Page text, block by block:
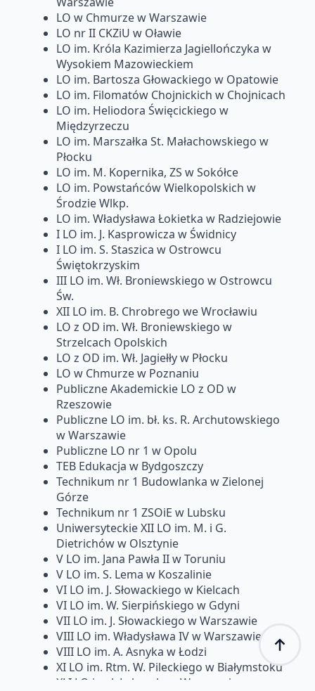
LO w Chmurze w Warszawie
LO nr II CKZiU w Oławie
LO im. Króla Kazimierza Jagiellończyka w
Wysokiem Mazowieckiem
LO im. Bartosza Głowackiego w Opatowie
LO im. Filomatów Chojnickich w Chojnicach
LO im. Heliodora Święcickiego w
Międzyrzeczu
LO im. Marszałka St. Małachowskiego w
Płocku
LO im. M. Kopernika, ZS w Sokółce
LO im. Powstańców Wielkopolskich w
Środzie Wlkp.
LO im. Władysława Łokietka w Radziejowie
I LO im. J. Kasprowicza w Świdnicy
I LO im. S. Staszica w Ostrowcu
Świętokrzyskim
III LO im. Wł. Broniewskiego w Ostrowcu
Św.
XII LO im. B. Chrobrego we Wrocławiu
LO z OD im. Wł. Broniewskiego w
Strzelcach Opolskich
LO z OD im. Wł. Jagiełły w Płocku
LO w Chmurze w Poznaniu
Publiczne Akademickie LO z OD w
Rzeszowie
Publiczne LO im. bł. ks. R. Archutowskiego
w Warszawie
Publiczne LO nr 1 w Opolu
TEB Edukacja w Bydgoszczy
Technikum nr 1 Budowlanka w Zielonej
Górze
Technikum nr 1 ZSOiE w Lubsku
Uniwersyteckie XII LO im. M. i G.
Dietrichów w Olsztynie
V LO im. Jana Pawła II w Toruniu
V LO im. S. Lema w Koszalinie
VI LO im. J. Słowackiego w Kielcach
VI LO im. W. Sierpińskiego w Gdyni
VII LO im. J. Słowackiego w Warszawie
VIII LO im. Władysława IV w Warszawie
VIII LO im. A. Asnyka w Łodzi
XI LO im. Rtm. W. Pileckiego w Białymstoku
XLI LO im. J. Lelewela w Warszawie